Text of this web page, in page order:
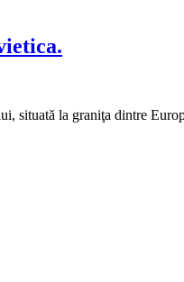
situată la graniţa dintre